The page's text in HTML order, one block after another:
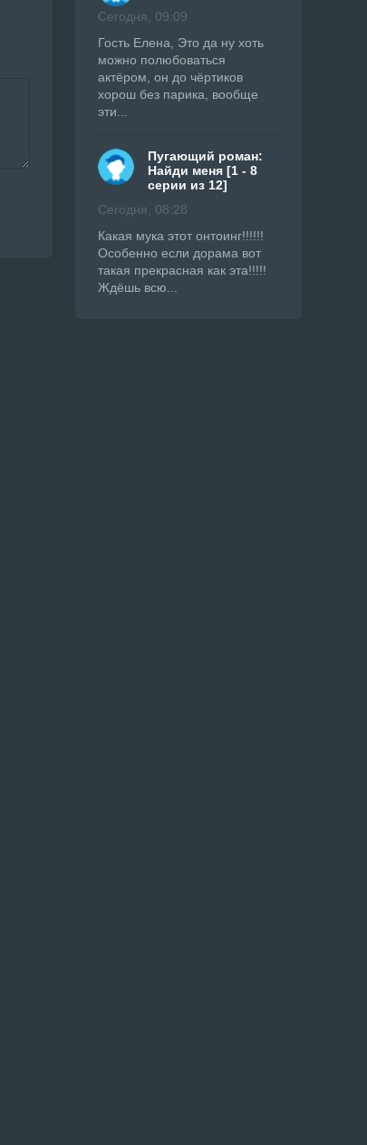
Сегодня, 09:09
Гость Елена, Это да ну хоть
можно полюбоваться
актёром, он до чёртиков
хорош без парика, вообще
эти...
Пугающий роман:
Найди меня [1 - 8
серии из 12]
Сегодня, 08:28
Какая мука этот онтоинг!!!!!!
Особенно если дорама вот
такая прекрасная как эта!!!!!
Ждёшь всю...